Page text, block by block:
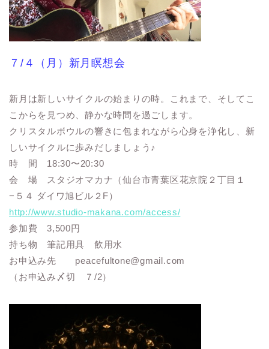
７/４（月）新月瞑想会
新月は新しいサイクルの始まりの時。これまで、そしてこ
こからを見つめ、静かな時間を過ごします。
クリスタルボウルの響きに包まれながら心身を浄化し、新
しいサイクルに歩みだしましょう♪
時 間 18:30〜20:30
会 場 スタジオマカナ（仙台市青葉区花京院２丁目１
−５４ ダイワ旭ビル２F）
http://www.studio-makana.com/access/
参加費 3,500円
持ち物 筆記用具 飲用水
お申込み先 peacefultone@gmail.com
（お申込み〆切 ７/2）